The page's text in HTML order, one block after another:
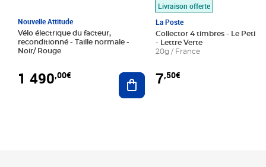
Nouvelle Attitude
Vélo électrique du facteur,
reconditionné - Taille normale -
Noir/ Rouge
1 490,00€ Ajouter au panier
Livraison offerte
La Poste
Collector 4 timbres - Le Petit
- Lettre Verte
20g / France
7,50€